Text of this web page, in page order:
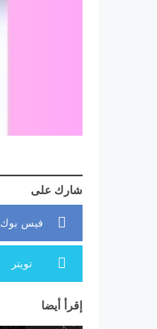
شارك على
فيس بوك
تويتر
إقرأ أيضا